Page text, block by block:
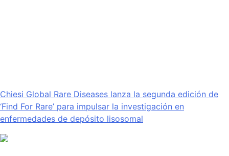
Chiesi Global Rare Diseases lanza la segunda edición de
‘Find For Rare’ para impulsar la investigación en
enfermedades de depósito lisosomal